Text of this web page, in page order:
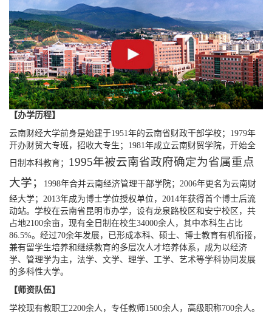
【办学历程】
云南财经大学前身是始建于1951年的云南省财政干部学校；1979年
开办财贸大专班，招收大专生；1981年成立云南财贸学院，开始全
日制本科教育； 1995年被云南省政府确定为省属重点
大学；
1998年合并云南经济管理干部学院；2006年更名为云南财
经大学；2013年成为博士学位授权单位，2014年获得首个博士后流
动站。学校在云南省昆明市办学，设有龙泉路校区和安宁校区，共
占地2100余亩，现有全日制在校生34000余人，其中本科生占比
86.5%。经过70余年发展，已形成本科、硕士、博士教育有机衔接，
兼有留学生培养和继续教育的多层次人才培养体系，成为以经济
学、管理学为主，法学、文学、理学、工学、艺术等学科协同发展
的多科性大学。
【师资队伍】
学校现有教职工2200余人，专任教师1500余人，高级职称700余人。